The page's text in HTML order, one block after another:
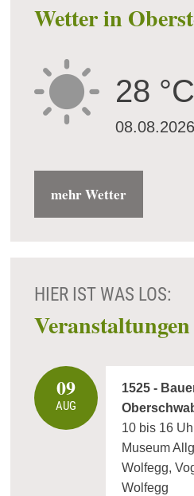
Wetter in
28 °C
mehr Wetter
HIER IST WAS LOS:
09
AUG
1525 -
10 bis 16
Museum
Wolfegg,
Wolfegg